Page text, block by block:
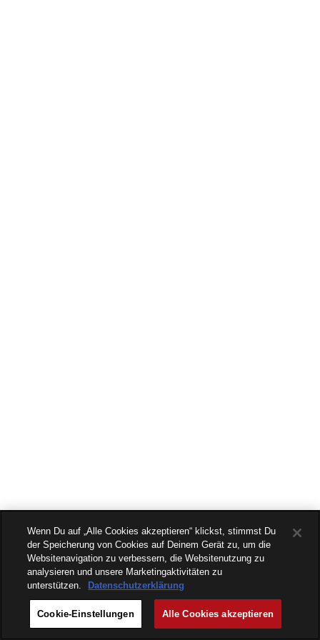
Wenn Du auf „Alle Cookies akzeptieren“ klickst, stimmst Du
der Speicherung von Cookies auf Deinem Gerät zu, um die
Websitenavigation zu verbessern, die Websitenutzung zu
analysieren und unsere Marketingaktivitäten zu
unterstützen.
Datenschutzerklärung
Cookie-Einstellungen Alle Cookies akzeptieren